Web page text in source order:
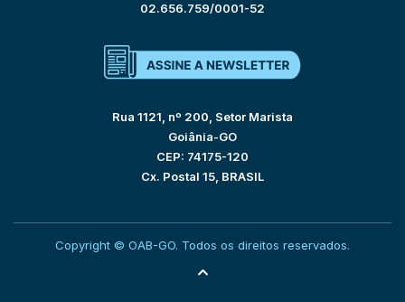
02.656.759/0001-52
Rua 1121, nº 200, Setor Marista
Goiânia-GO
CEP: 74175-120
Cx. Postal 15, BRASIL
Copyright © OAB-GO. Todos os direitos reservados.